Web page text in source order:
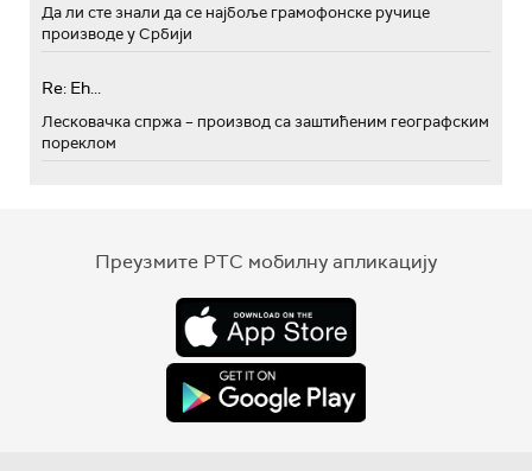
Да ли сте знали да се најбоље грамофонске ручице
производе у Србији
Re: Eh...
Лесковачка спржа – производ са заштићеним географским
пореклом
Преузмите РТС мобилну апликацију